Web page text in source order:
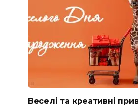
Веселі та креативні